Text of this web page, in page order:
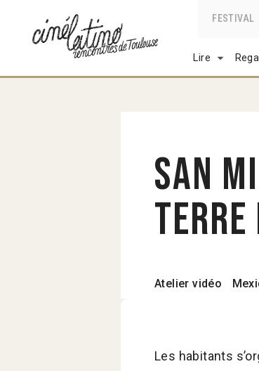
FESTIVAL
Lire
San
terre
Atelier vidéo
Les habitants